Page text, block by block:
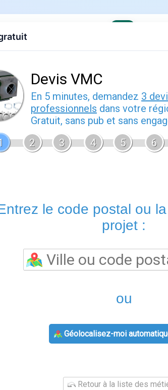
Devis gratuit Contact EDF Engie
et de gaz
Eni est un grand groupe énergétique
renouvelables. Sur le marché français
Pour les professionnels, Eni décline des
une gestion et une facturation propres à
Facture d'énergie impayée :
ce qui peut arriver, et quand